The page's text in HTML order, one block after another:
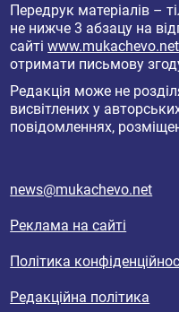
Передрук матеріалів –
не нижче 3 абзацу на
сайтіwww.mukachevo.net
отримати письмову
Редакція може не
висвітлених у
повідомленнях,
news@mukachevo.net
Реклама на сайті
Політика
Редакційна політика